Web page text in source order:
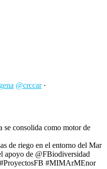
@crccar ·
se consolida como motor de
de riego en el entorno del Mar
de @FBiodiversidad
#MIMArMEnor